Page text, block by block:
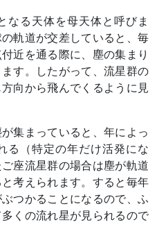
なる天体を母天体と呼びま
軌道が交差していると、毎
近を通る際に、塵の集まり
す。したがって、流星群の
向から飛んでくるように見
集まっていると、年によっ
る（特定の年だけ活発にな
座流星群の場合は塵が軌道
考えられます。すると毎年
つかることになるので、ふ
くの流れ星が見られるので